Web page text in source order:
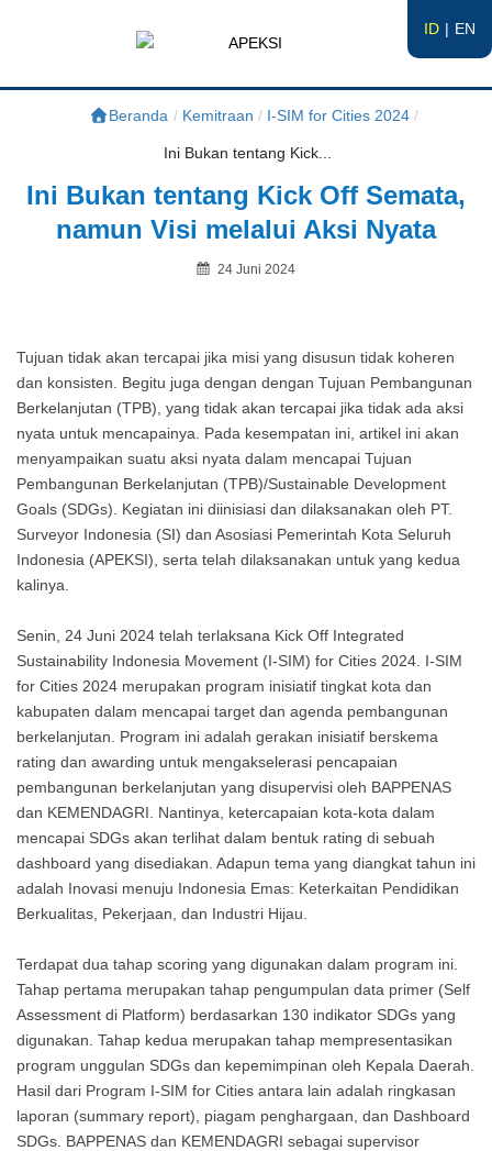
ID EN
APEKSI
#APEKSInergiBeranda / Kemitraan / I-SIM for Cities 2024 /
Ini Bukan tentang Kick...
Ini Bukan tentang Kick Off Semata,
namun Visi melalui Aksi Nyata
Posted
24 Juni 2024
Tujuan tidak akan tercapai jika misi yang disusun tidak koheren
dan konsisten. Begitu juga dengan dengan Tujuan Pembangunan
Berkelanjutan (TPB), yang tidak akan tercapai jika tidak ada aksi
nyata untuk mencapainya. Pada kesempatan ini, artikel ini akan
menyampaikan suatu aksi nyata dalam mencapai Tujuan
Pembangunan Berkelanjutan (TPB)/Sustainable Development
Goals (SDGs). Kegiatan ini diinisiasi dan dilaksanakan oleh PT.
Surveyor Indonesia (SI) dan Asosiasi Pemerintah Kota Seluruh
Indonesia (APEKSI), serta telah dilaksanakan untuk yang kedua
kalinya.
Senin, 24 Juni 2024 telah terlaksana Kick Off Integrated
Sustainability Indonesia Movement (I-SIM) for Cities 2024. I-SIM
for Cities 2024 merupakan program inisiatif tingkat kota dan
kabupaten dalam mencapai target dan agenda pembangunan
berkelanjutan. Program ini adalah gerakan inisiatif berskema
rating dan awarding untuk mengakselerasi pencapaian
pembangunan berkelanjutan yang disupervisi oleh BAPPENAS
dan KEMENDAGRI. Nantinya, ketercapaian kota-kota dalam
mencapai SDGs akan terlihat dalam bentuk rating di sebuah
dashboard yang disediakan. Adapun tema yang diangkat tahun ini
adalah Inovasi menuju Indonesia Emas: Keterkaitan Pendidikan
Berkualitas, Pekerjaan, dan Industri Hijau.
Terdapat dua tahap scoring yang digunakan dalam program ini.
Tahap pertama merupakan tahap pengumpulan data primer (Self
Assessment di Platform) berdasarkan 130 indikator SDGs yang
digunakan. Tahap kedua merupakan tahap mempresentasikan
program unggulan SDGs dan kepemimpinan oleh Kepala Daerah.
Hasil dari Program I-SIM for Cities antara lain adalah ringkasan
laporan (summary report), piagam penghargaan, dan Dashboard
SDGs. BAPPENAS dan KEMENDAGRI sebagai supervisor